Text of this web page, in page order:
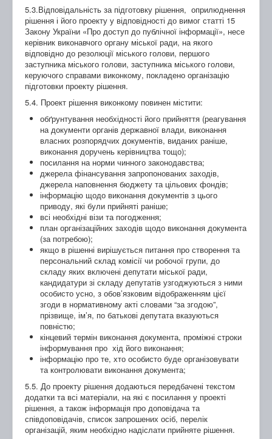
5.3.Відповідальність за підготовку рішення, оприлюднення
рішення і його проекту у відповідності до вимог статті 15
Закону України «Про доступ до публічної інформації», несе
керівник виконавчого органу міської ради, на якого
відповідно до резолюції міського голови, першого
заступника міського голови, заступника міського голови,
керуючого справами виконкому, покладено організацію
підготовки проекту рішення.
5.4. Проект рішення виконкому повинен містити:
обґрунтування необхідності його прийняття (реагування
на документи органів державної влади, виконання
власних розпорядчих документів, виданих раніше,
виконання доручень керівництва тощо);
посилання на норми чинного законодавства;
джерела фінансування запропонованих заходів,
джерела наповнення бюджету та цільових фондів;
інформацію щодо виконання документів з цього
приводу, які були прийняті раніше;
всі необхідні візи та погодження;
план організаційних заходів щодо виконання документа
(за потребою);
якщо в рішенні вирішується питання про створення та
персональний склад комісії чи робочої групи, до
складу яких включені депутати міської ради,
кандидатури зі складу депутатів узгоджуються з ними
особисто усно, з обов’язковим відображенням цієї
згоди в нормативному акті словами “за згодою”,
прізвище, ім’я, по батькові депутата вказуються
повністю;
кінцевий термін виконання документа, проміжні строки
інформування про хід його виконання;
інформацію про те, хто особисто буде організовувати
та контролювати виконання документа;
5.5. До проекту рішення додаються передбачені текстом
додатки та всі матеріали, на які є посилання у проекті
рішення, а також інформація про доповідача та
співдоповідачів, список запрошених осіб, перелік
організацій, яким необхідно надіслати прийняте рішення.